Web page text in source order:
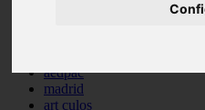
aedpac
madrid
art culos